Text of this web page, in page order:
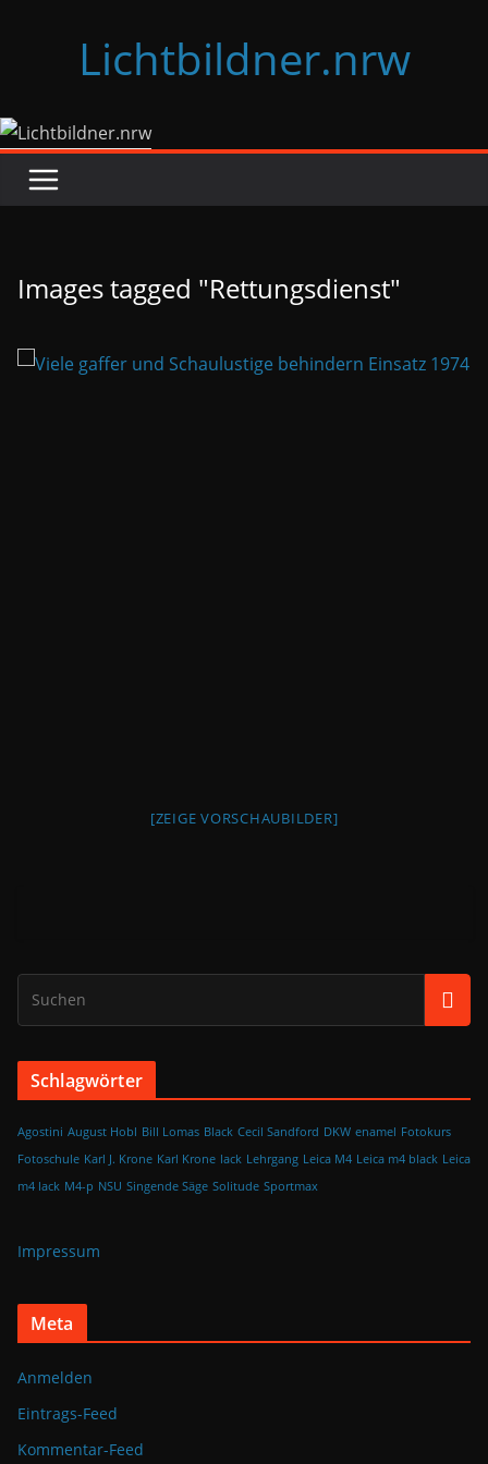
Lichtbildner.nrw
Images tagged "Rettungsdienst"
[ZEIGE VORSCHAUBILDER]
Schlagwörter
Agostini August Hobl Bill Lomas Black Cecil Sandford DKW enamel Fotokurs
Fotoschule Karl J. Krone Karl Krone lack Lehrgang Leica M4 Leica m4 black Leica
m4 lack M4-p NSU Singende Säge Solitude Sportmax
Impressum
Meta
Anmelden
Eintrags-Feed
Kommentar-Feed